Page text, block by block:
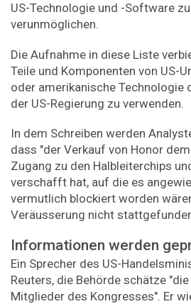
US-Technologie und -Software
verunmöglichen.
Die Aufnahme in diese Liste
Teile und Komponenten von US-
oder amerikanische Technologie
der US-Regierung zu verwenden.
In dem Schreiben werden
dass "der Verkauf von Honor
Zugang zu den Halbleiterchips
verschafft hat, auf die es
vermutlich blockiert worden
Veräusserung nicht
Informationen werden
Ein Sprecher des US-
Reuters, die Behörde schätze
Mitglieder des Kongresses". Er